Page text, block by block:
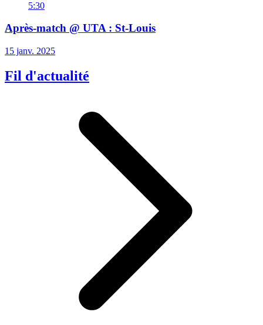
5:30
Après-match @ UTA : St-Louis
15 janv. 2025
Fil d'actualité